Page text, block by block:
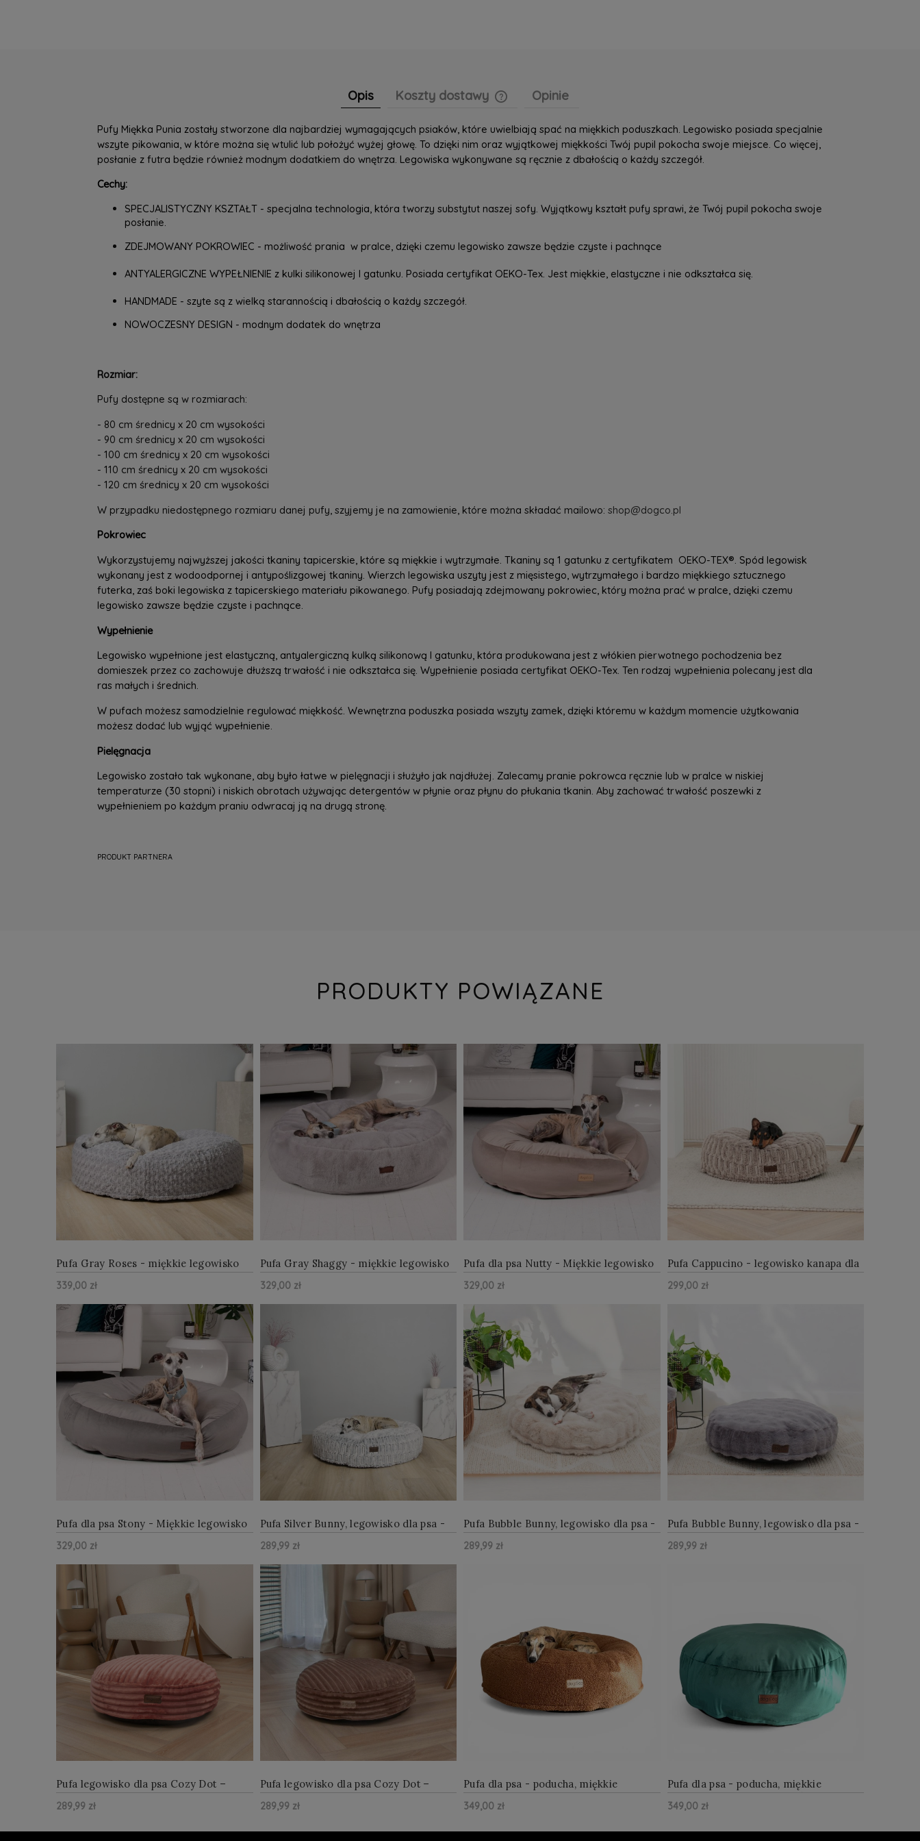
Opis Koszty dostawy Opinie
Pufy Miękka Punia zostały stworzone dla najbardziej wymagających psiaków, które uwielbiają spać na miękkich poduszkach. Legowisko posiada specjalnie
wszyte pikowania, w które można się wtulić lub położyć wyżej głowę. To dzięki nim oraz wyjątkowej miękkości Twój pupil pokocha swoje miejsce. Co więcej,
posłanie z futra będzie również modnym dodatkiem do wnętrza. Legowiska wykonywane są ręcznie z dbałością o każdy szczegół.
Cechy:
SPECJALISTYCZNY KSZTAŁT - specjalna technologia, która tworzy substytut naszej sofy. Wyjątkowy kształt pufy sprawi, że Twój pupil pokocha swoje
posłanie.
ZDEJMOWANY POKROWIEC - możliwość prania w pralce, dzięki czemu legowisko zawsze będzie czyste i pachnące
ANTYALERGICZNE WYPEŁNIENIE z kulki silikonowej I gatunku. Posiada certyfikat OEKO-Tex. Jest miękkie, elastyczne i nie odkształca się.
HANDMADE - szyte są z wielką starannością i dbałością o każdy szczegół.
NOWOCZESNY DESIGN - modnym dodatek do wnętrza
Rozmiar:
Pufy dostępne są w rozmiarach:
- 80 cm średnicy x 20 cm wysokości
- 90 cm średnicy x 20 cm wysokości
- 100 cm średnicy x 20 cm wysokości
- 110 cm średnicy x 20 cm wysokości
- 120 cm średnicy x 20 cm wysokości
W przypadku niedostępnego rozmiaru danej pufy, szyjemy je na zamowienie, które można składać mailowo: shop@dogco.pl
Pokrowiec
Wykorzystujemy najwyższej jakości tkaniny tapicerskie, które są miękkie i wytrzymałe. Tkaniny są 1 gatunku z certyfikatem OEKO-TEX®. Spód legowisk
wykonany jest z wodoodpornej i antypoślizgowej tkaniny. Wierzch legowiska uszyty jest z mięsistego, wytrzymałego i bardzo miękkiego sztucznego
futerka, zaś boki legowiska z tapicerskiego materiału pikowanego. Pufy posiadają zdejmowany pokrowiec, który można prać w pralce, dzięki czemu
legowisko zawsze będzie czyste i pachnące.
Wypełnienie
Legowisko wypełnione jest elastyczną, antyalergiczną kulką silikonową I gatunku, która produkowana jest z włókien pierwotnego pochodzenia bez
domieszek przez co zachowuje dłuższą trwałość i nie odkształca się. Wypełnienie posiada certyfikat OEKO-Tex. Ten rodzaj wypełnienia polecany jest dla
ras małych i średnich.
W pufach możesz samodzielnie regulować miękkość. Wewnętrzna poduszka posiada wszyty zamek, dzięki któremu w każdym momencie użytkowania
możesz dodać lub wyjąć wypełnienie.
Pielęgnacja
Legowisko zostało tak wykonane, aby było łatwe w pielęgnacji i służyło jak najdłużej. Zalecamy pranie pokrowca ręcznie lub w pralce w niskiej
temperaturze (30 stopni) i niskich obrotach używając detergentów w płynie oraz płynu do płukania tkanin. Aby zachować trwałość poszewki z
wypełnieniem po każdym praniu odwracaj ją na drugą stronę.
PRODUKT PARTNERA
PRODUKTY POWIĄZANE
Pufa Gray Roses - miękkie legowisko
dla psa
339,00 zł
Do Koszyka ZOBACZ WIĘCEJ
Pufa Gray Shaggy - miękkie legowisko
dla psa
329,00 zł
Pufa dla psa Nutty - Miękkie legowisko
dla psa beżowe
329,00 zł
Do Koszyka
Pufa Cappucino - legowisko kanapa dla
psa
299,00 zł
Pufa dla psa Stony - Miękkie legowisko
dla psa szare
329,00 zł
ZOBACZ WIĘCEJ
Pufa Silver Bunny, legowisko dla psa -
szare
289,99 zł
Do Koszyka
Pufa Bubble Bunny, legowisko dla psa -
beżowe
289,99 zł
Pufa Bubble Bunny, legowisko dla psa -
szare
289,99 zł
Pufa legowisko dla psa Cozy Dot –
Raspberry Kiss 60 cm
289,99 zł
Do Koszyka ZOBACZ WIĘCEJ
Pufa legowisko dla psa Cozy Dot –
Chocolate Dream 60 cm
289,99 zł
Do Koszyka ZOBACZ WIĘCEJ
Pufa dla psa - poducha, miękkie
legowisko, baranek boucle toffii
349,00 zł
Do Koszyka ZOBACZ WIĘCEJ
Pufa dla psa - poducha, miękkie
legowisko, butelkowa zieleń
349,00 zł
Do Koszyka ZOBACZ WIĘCEJ